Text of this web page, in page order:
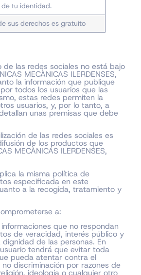
tu identidad.
sus derechos es gratuito
de las redes sociales no está bajo
MECÀNICAS ILERDENSES,
la información que publique
todos los usuarios que las
estas redes permiten la
usuarios, y, por lo tanto, a
unas premisas que debe
de las redes sociales es
de los productos que
MECÀNICAS ILERDENSES,
la misma política de
especificada en este
a la recogida, tratamiento y
a:
que no respondan
de veracidad, interés público y
de las personas. En
tendrá que evitar toda
pueda atentar contra el
discriminación por razones de
ideología o cualquier otro